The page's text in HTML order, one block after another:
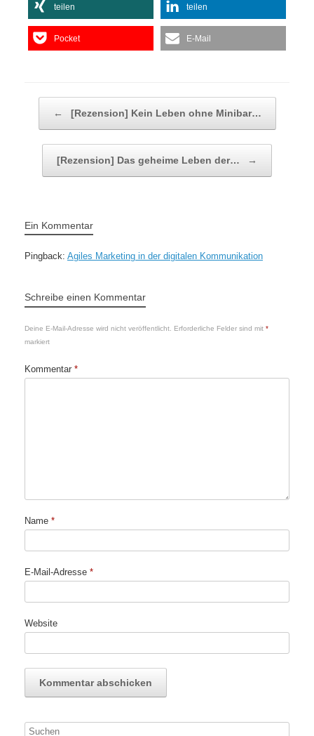
teilen teilen
Pocket E-Mail
← [Rezension] Kein Leben ohne Minibar…
[Rezension] Das geheime Leben der… →
Ein Kommentar
Pingback: Agiles Marketing in der digitalen Kommunikation
Schreibe einen Kommentar
Deine E-Mail-Adresse wird nicht veröffentlicht. Erforderliche Felder sind mit *
markiert
Kommentar *
Name *
E-Mail-Adresse *
Website